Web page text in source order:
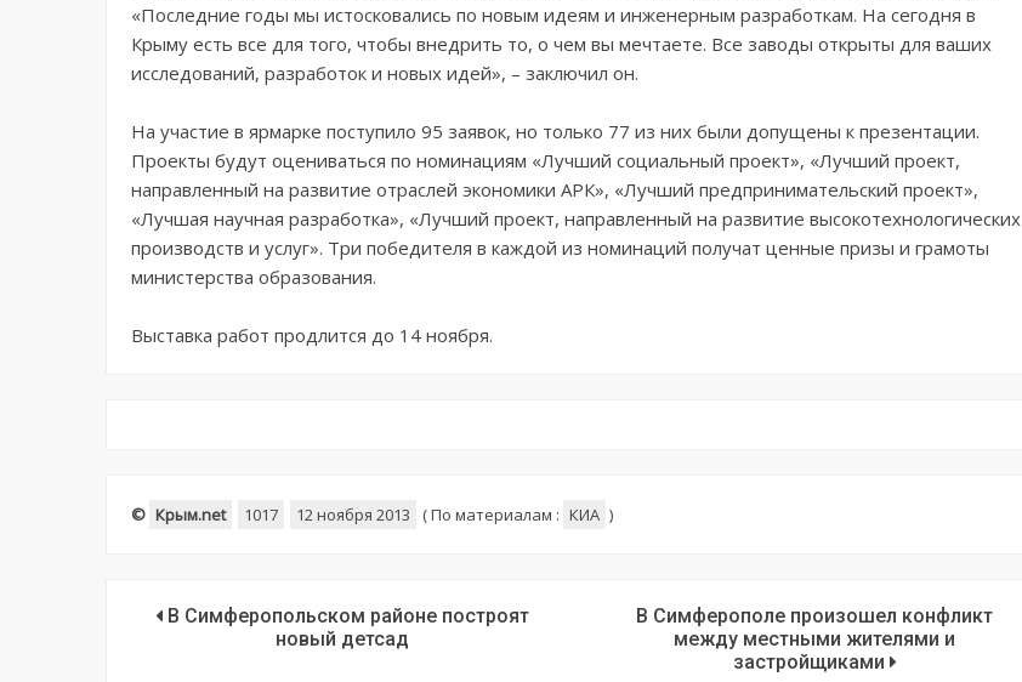
«Последние годы мы истосковались по новым идеям и инженерным разработкам. На сегодня в
Крыму есть все для того, чтобы внедрить то, о чем вы мечтаете. Все заводы открыты для ваших
исследований, разработок и новых идей», – заключил он.
На участие в ярмарке поступило 95 заявок, но только 77 из них были допущены к презентации.
Проекты будут оцениваться по номинациям «Лучший социальный проект», «Лучший проект,
направленный на развитие отраслей экономики АРК», «Лучший предпринимательский проект»,
«Лучшая научная разработка», «Лучший проект, направленный на развитие высокотехнологических
производств и услуг». Три победителя в каждой из номинаций получат ценные призы и грамоты
министерства образования.
Выставка работ продлится до 14 ноября.
© Крым.net 1017 12 ноября 2013 (По материалам : КИА )
В Симферопольском районе построят
новый детсад
В Симферополе произошел конфликт
между местными жителями и
застройщиками